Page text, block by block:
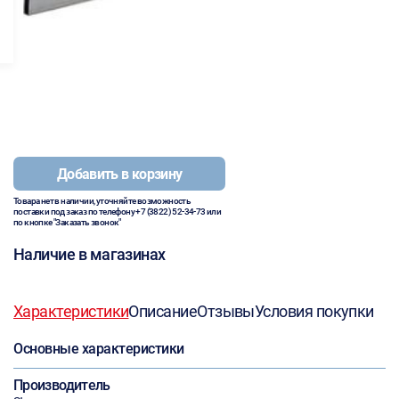
Добавить в корзину
Товара нет в наличии, уточняйте возможность
поставки под заказ по телефону+7 (3822) 52-34-73или
по кнопке "Заказать звонок"
Наличие в магазинах
ХарактеристикиОписаниеОтзывыУсловия покупки
Основные характеристики
Производитель